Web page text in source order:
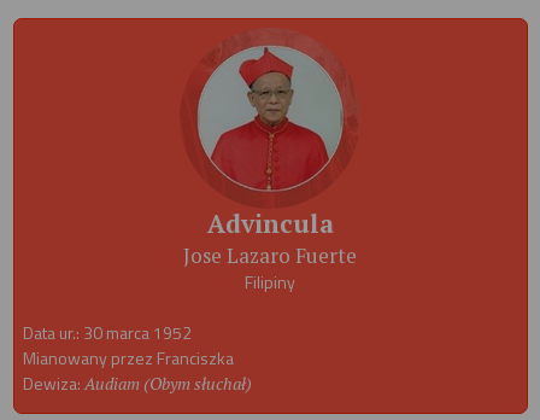
Advincula
Jose Lazaro Fuerte
Filipiny
Data ur.: 30 marca 1952
Mianowany przez Franciszka
Dewiza:Audiam (Obym słuchał)